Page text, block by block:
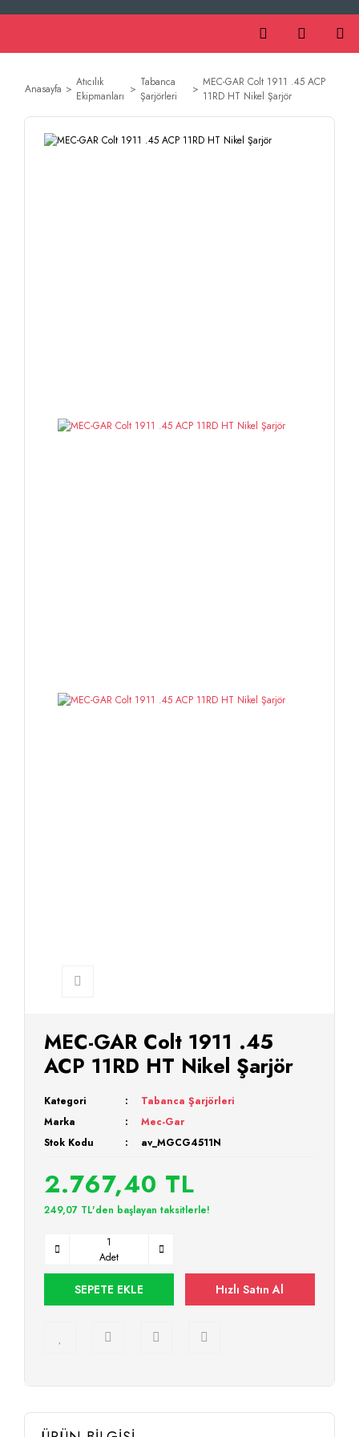
Anasayfa
Atıcılık
Ekipmanları
Tabanca
Şarjörleri
MEC-GAR Colt 1911 .45 ACP
11RD HT Nikel Şarjör
MEC-GAR Colt 1911 .45
ACP 11RD HT Nikel Şarjör
Kategori
Tabanca Şarjörleri
Marka
Mec-Gar
Stok Kodu
av_MGCG4511N
2.767,40 TL
249,07 TL'den başlayan taksitlerle!
Adet
SEPETE EKLE Hızlı Satın Al